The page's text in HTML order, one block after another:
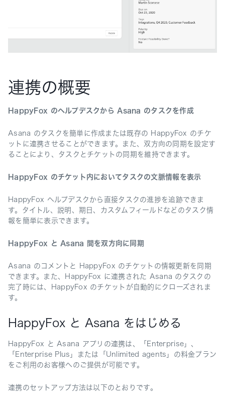
連携の概要
HappyFox のヘルプデスクから Asana のタスクを作成
Asana のタスクを簡単に作成または既存の HappyFox のチケ
ットに連携させることができます。また、双方向の同期を設定す
ることにより、タスクとチケットの同期を維持できます。
HappyFox のチケット内においてタスクの文脈情報を表示
HappyFox ヘルプデスクから直接タスクの進捗を追跡できま
す。タイトル、説明、期日、カスタムフィールドなどのタスク情
報を簡単に表示できます。
HappyFox と Asana 間を双方向に同期
Asana のコメントと HappyFox のチケットの情報更新を同期
できます。また、HappyFox に連携された Asana のタスクの
完了時には、HappyFox のチケットが自動的にクローズされま
す。
HappyFox と Asana をはじめる
HappyFox と Asana アプリの連携は、「Enterprise」、
「Enterprise Plus」または「Unlimited agents」の料金プラン
をご利用のお客様へのご提供が可能です。
連携のセットアップ方法は以下のとおりです。